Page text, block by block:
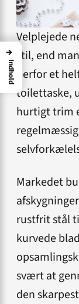
Velplejede
stil, end
derfor et
toilettaske,
hurtigt trim
Markedet
rustfrit stål
kurvede
svært at
den
→
Indhold